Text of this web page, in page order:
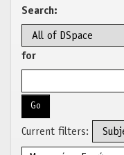
Search:
for
Current filters: